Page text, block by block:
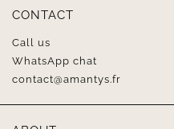
CONTACT
Call us
WhatsApp chat
contact@amantys.fr